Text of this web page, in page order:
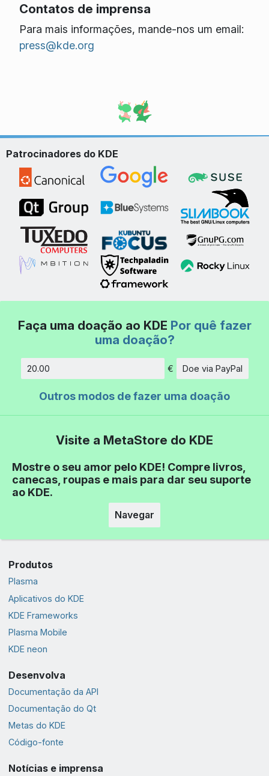
Contatos de imprensa
Para mais informações, mande-nos um email:
press@kde.org
Patrocinadores do KDE
Faça uma doação ao KDE Por quê fazer
uma doação?
Quantidade
€ Doe via PayPal
Outros modos de fazer uma doação
Visite a MetaStore do KDE
Mostre o seu amor pelo KDE! Compre livros,
canecas, roupas e mais para dar seu suporte
ao KDE.
Navegar
Produtos
Plasma
Aplicativos do KDE
KDE Frameworks
Plasma Mobile
KDE neon
Desenvolva
Documentação da API
Documentação do Qt
Metas do KDE
Código-fonte
Notícias e imprensa